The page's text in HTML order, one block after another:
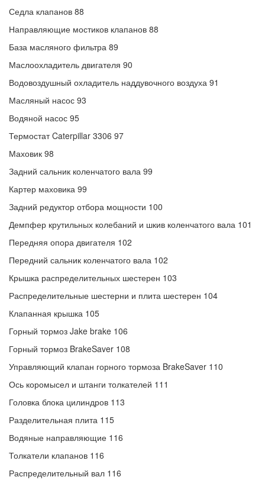
Седла клапанов 88
Направляющие мостиков клапанов 88
База масляного фильтра 89
Маслоохладитель двигателя 90
Водовоздушный охладитель наддувочного воздуха 91
Масляный насос 93
Водяной насос 95
Термостат Caterpillar 3306 97
Маховик 98
Задний сальник коленчатого вала 99
Картер маховика 99
Задний редуктор отбора мощности 100
Демпфер крутильных колебаний и шкив коленчатого вала 101
Передняя опора двигателя 102
Передний сальник коленчатого вала 102
Крышка распределительных шестерен 103
Распределительные шестерни и плита шестерен 104
Клапанная крышка 105
Горный тормоз Jake brake 106
Горный тормоз BrakeSaver 108
Управляющий клапан горного тормоза BrakeSaver 110
Ось коромысел и штанги толкателей 111
Головка блока цилиндров 113
Разделительная плита 115
Водяные направляющие 116
Толкатели клапанов 116
Распределительный вал 116